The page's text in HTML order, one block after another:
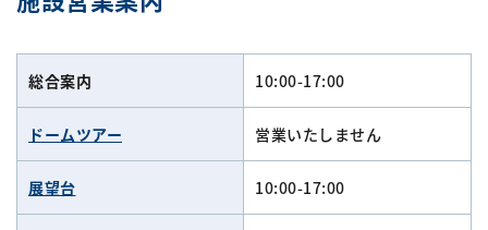
総合案内 10:00-17:00
ドームツアー 営業いたしません
展望台 10:00-17:00